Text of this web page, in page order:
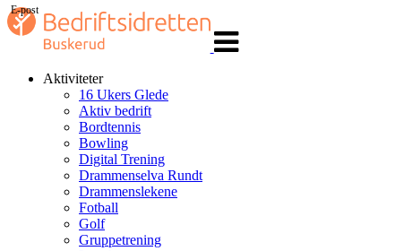
navigasjon
Aktiviteter
16 Ukers Glede
Aktiv bedrift
Bordtennis
Bowling
Digital Trening
Drammenselva Rundt
Drammenslekene
Fotball
Golf
Gruppetrening
E-post